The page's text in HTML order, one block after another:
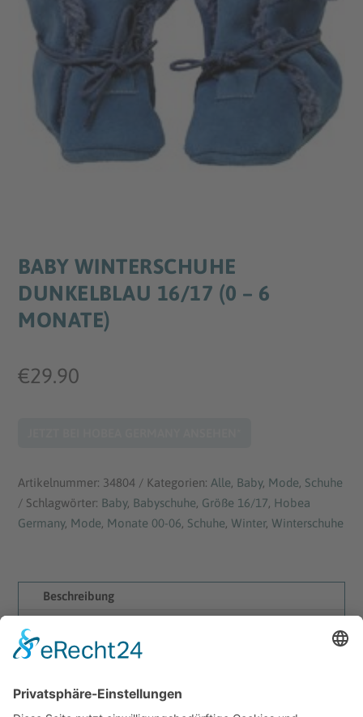
BABY WINTERSCHUHE
DUNKELBLAU 16/17 (0 – 6
MONATE)
€29.90
Artikelnummer: 34804 Kategorien: Alle, Baby, Mode, Schuhe
Schlagwörter: Baby, Babyschuhe, Größe 16/17, Hobea
Germany, Mode, Monate 00-06, Schuhe, Winter, Winterschuhe
Beschreibung
warme Füße ✓ 0-3 Jahre ✓ Made in EU ► Jetzt